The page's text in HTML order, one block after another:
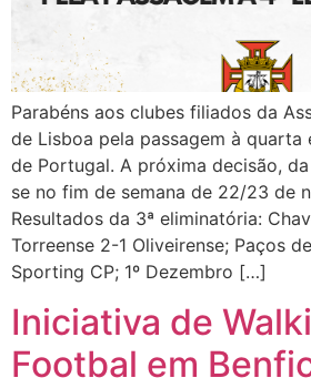
Parabéns aos clubes filiados da
de Lisboa pela passagem à quarta
de Portugal. A próxima decisão,
se no fim de semana de 22/23 de
Resultados da 3ª eliminatória:
Torreense 2-1 Oliveirense; Paços
Sporting CP; 1º Dezembro […]
Iniciativa de
Footbal em